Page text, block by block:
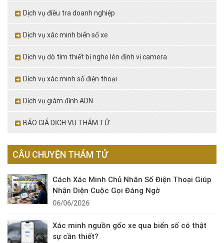
Dịch vụ điều tra doanh nghiệp
Dịch vụ xác minh biển số xe
Dịch vụ dò tìm thiết bị nghe lén định vị camera
Dịch vụ xác minh số điện thoại
Dịch vụ giám định ADN
BÁO GIÁ DỊCH VỤ THÁM TỬ
CÂU CHUYỆN THÁM TỬ
Cách Xác Minh Chủ Nhân Số Điện Thoại Giúp
Nhận Diện Cuộc Gọi Đáng Ngờ
06/06/2026
Xác minh nguồn gốc xe qua biển số có thật
sự cần thiết?